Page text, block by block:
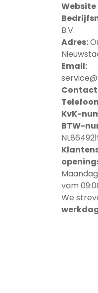
B.V.
Adres:
Email:
KvK-
BTW-
vam
We